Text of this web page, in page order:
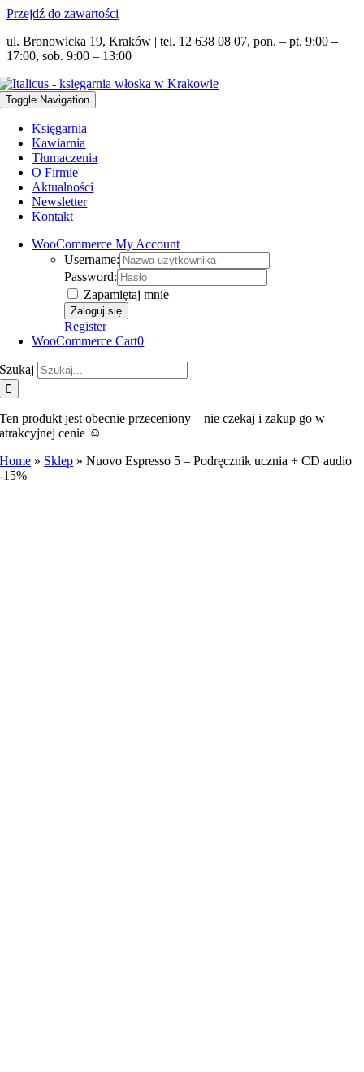
Przejdź do zawartości
ul. Bronowicka 19, Kraków | tel. 12 638 08 07, pon. – pt. 9:00 –
17:00, sob. 9:00 – 13:00
Toggle Navigation
Księgarnia
Kawiarnia
Tłumaczenia
O Firmie
Aktualności
Newsletter
Kontakt
WooCommerce My Account
Username:
Password:
Zapamiętaj mnie
Register
WooCommerce Cart0
Szukaj
Ten produkt jest obecnie przeceniony – nie czekaj i zakup go w
atrakcyjnej cenie ☺️
Home » Sklep »Nuovo Espresso 5 – Podręcznik ucznia + CD audio
-15%